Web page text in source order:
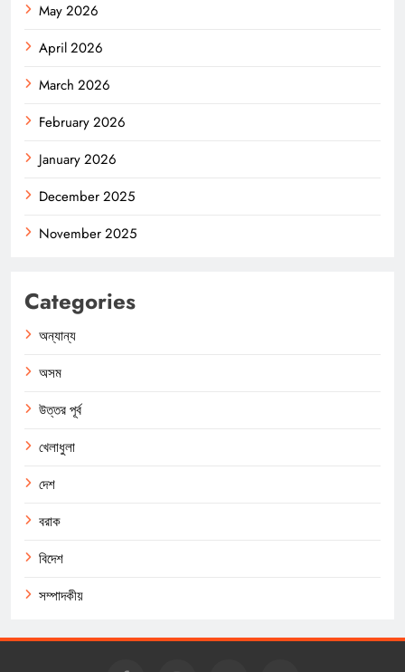
May 2026
April 2026
March 2026
February 2026
January 2026
December 2025
November 2025
Categories
অন্যান্য
অসম
উত্তর পূর্ব
খেলাধুলা
দেশ
বরাক
বিদেশ
সম্পাদকীয়